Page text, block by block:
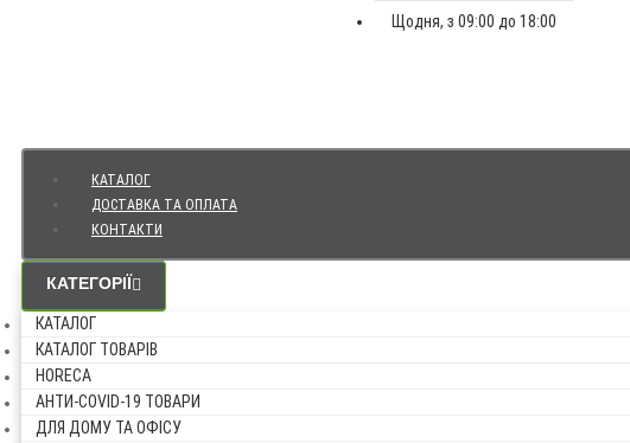
Щодня, з 09:00 до 18:00
КАТАЛОГ
ДОСТАВКА ТА ОПЛАТА
КОНТАКТИ
КАТЕГОРІЇ
КАТАЛОГ
КАТАЛОГ ТОВАРІВ
HORECA
АНТИ-COVID-19 ТОВАРИ
ДЛЯ ДОМУ ТА ОФІСУ